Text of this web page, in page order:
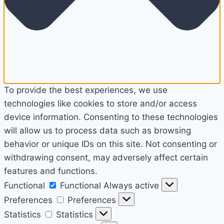
To provide the best experiences, we use
technologies like cookies to store and/or access
device information. Consenting to these technologies
will allow us to process data such as browsing
behavior or unique IDs on this site. Not consenting or
withdrawing consent, may adversely affect certain
features and functions.
Functional
Functional Always active
Preferences
Preferences
Statistics
Statistics